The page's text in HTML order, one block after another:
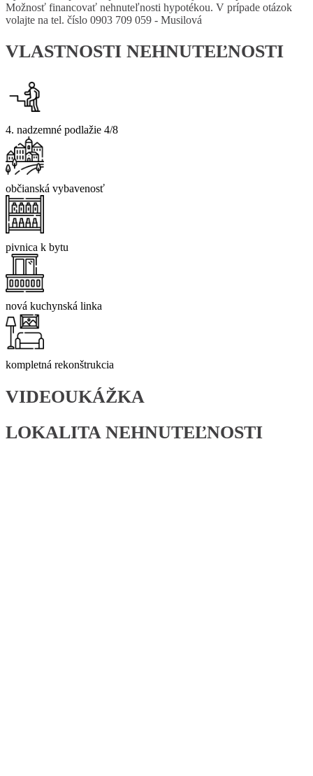
Možnosť financovať nehnuteľnosti hypotékou. V prípade otázok
volajte na tel. číslo 0903 709 059 - Musilová
VLASTNOSTI NEHNUTEĽNOSTI
4. nadzemné podlažie 4/8
občianská vybavenosť
pivnica k bytu
nová kuchynská linka
kompletná rekonštrukcia
VIDEOUKÁŽKA
LOKALITA NEHNUTEĽNOSTI